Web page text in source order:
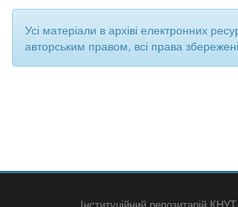
Усі матеріали в архіві електронних
авторським правом, всі права